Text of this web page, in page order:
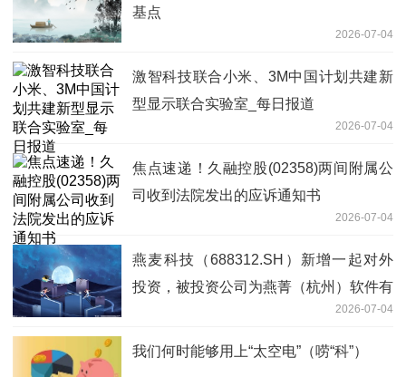
基点
2026-07-04
激智科技联合小米、3M中国计划共建新
型显示联合实验室_每日报道
2026-07-04
焦点速递！久融控股(02358)两间附属公
司收到法院发出的应诉通知书
2026-07-04
燕麦科技（688312.SH）新增一起对外
投资，被投资公司为燕菁（杭州）软件有
2026-07-04
我们何时能够用上“太空电”（唠“科”）